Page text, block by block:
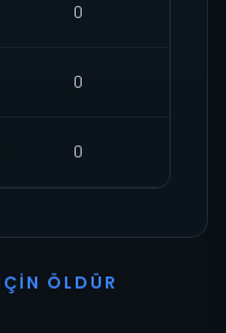
0
0
0
ÇI N Ö L D Ü R